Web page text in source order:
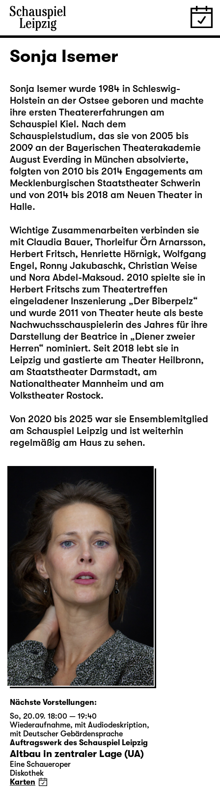
Sonja Isemer
Sonja Isemer wurde 1984 in Schleswig-
Holstein an der Ostsee geboren und machte
ihre ersten Theatererfahrungen am
Schauspiel Kiel. Nach dem
Schauspielstudium, das sie von 2005 bis
2009 an der Bayerischen Theaterakademie
August Everding in München absolvierte,
folgten von 2010 bis 2014 Engagements am
Mecklenburgischen Staatstheater Schwerin
und von 2014 bis 2018 am Neuen Theater in
Halle.
Wichtige Zusammenarbeiten verbinden sie
mit Claudia Bauer, Thorleifur Örn Arnarsson,
Herbert Fritsch, Henriette Hörnigk, Wolfgang
Engel, Ronny Jakubaschk, Christian Weise
und Nora Abdel-Maksoud. 2010 spielte sie in
Herbert Fritschs zum Theatertreffen
eingeladener Inszenierung „Der Biberpelz“
und wurde 2011 von Theater heute als beste
Nachwuchsschauspielerin des Jahres für ihre
Darstellung der Beatrice in „Diener zweier
Herren“ nominiert. Seit 2018 lebt sie in
Leipzig und gastierte am Theater Heilbronn,
am Staatstheater Darmstadt, am
Nationaltheater Mannheim und am
Volkstheater Rostock.
Von 2020 bis 2025 war sie Ensemblemitglied
am Schauspiel Leipzig und ist weiterhin
regelmäßig am Haus zu sehen.
Nächste Vorstellungen:
So, 20.09. 18:00 — 19:40
Wiederaufnahme, mit Audiodeskription,
mit Deutscher Gebärdensprache
Auftragswerk des Schauspiel Leipzig
Altbau in zentraler Lage (UA)
Eine Schaueroper
Diskothek
Karten